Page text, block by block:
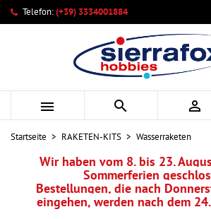
Telefon:(+39) 3334001884
  
Startseite RAKETEN-KITS Wasserraketen
Wir haben vom 8. bis 23.
Sommerferien
Bestellungen, die nach
eingehen, werden nach dem
Ihre Wunschlisten
Neue Liste anlegen
((modalTitle))
((confirmMessage))
((cancelText))
Wunschliste erstellen
Name der Wunschliste
Abbrechen
Anmelden
Sie müssen angemeldet sein, um Artikel
hinzufügen zu können.
Abbrechen